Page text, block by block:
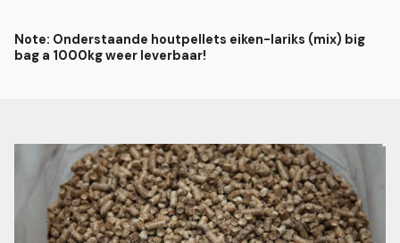
Note: Onderstaande houtpellets eiken-lariks (mix) big
bag a 1000kg weer leverbaar!